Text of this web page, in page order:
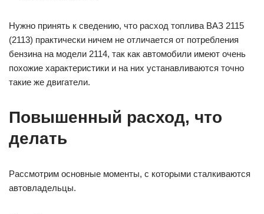
Нужно принять к сведению, что расход топлива ВАЗ 2115
(2113) практически ничем не отличается от потребления
бензина на модели 2114, так как автомобили имеют очень
похожие характеристики и на них устанавливаются точно
такие же двигатели.
Повышенный расход, что
делать
Рассмотрим основные моменты, с которыми сталкиваются
автовладельцы.